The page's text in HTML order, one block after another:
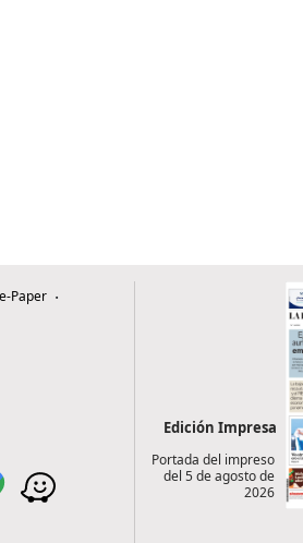
e-Paper
Edición Impresa
Portada del impreso
del 5 de agosto de
2026